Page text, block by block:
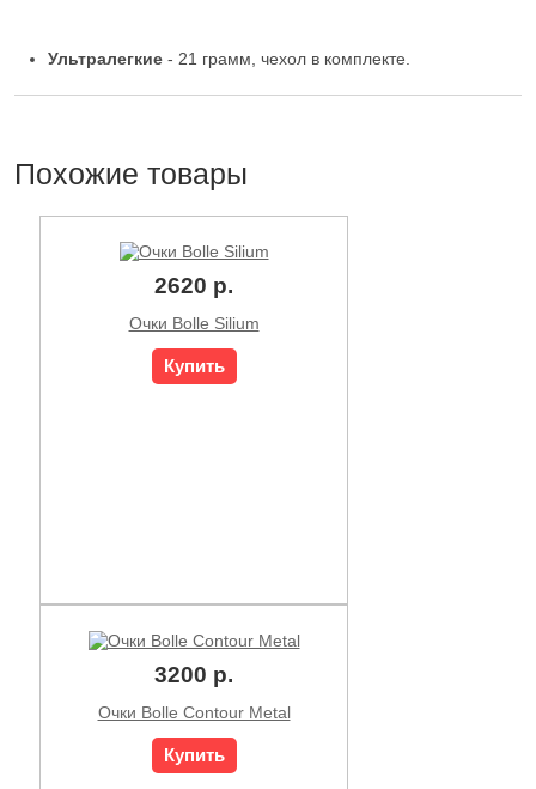
Ультралегкие - 21 грамм, чехол в комплекте.
Похожие товары
2620 р.
Очки Bolle Silium
Купить
3200 р.
Очки Bolle Contour Metal
Купить